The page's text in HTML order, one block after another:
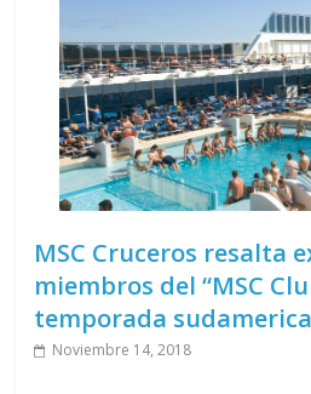
MSC Cruceros resalta
miembros del “MSC
temporada
Noviembre 14, 2018